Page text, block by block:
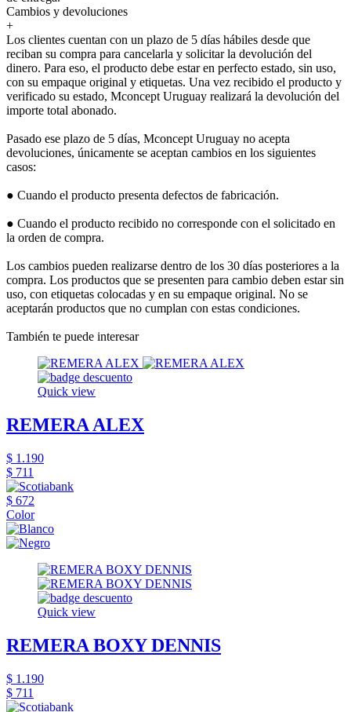
Cambios y devoluciones
+
Los clientes cuentan con un plazo de 5 días hábiles desde que
reciban su compra para cancelarla y solicitar la devolución del
dinero. Para eso, el producto debe estar en perfecto estado, sin uso,
con su empaque original y etiquetas. Una vez recibido el producto y
verificado su estado, Mconcept Uruguay realizará la devolución del
importe total abonado.
Pasado ese plazo de 5 días, Mconcept Uruguay no acepta
devoluciones, únicamente se aceptan cambios en los siguientes
casos:
● Cuando el producto presenta defectos de fabricación.
● Cuando el producto recibido no corresponde con el solicitado en
la orden de compra.
Los cambios pueden realizarse dentro de los 30 días posteriores a la
compra. Los productos que se presenten para cambio deben estar sin
uso, con etiquetas colocadas y en su empaque original. No se
aceptarán productos que no cumplan con estas condiciones.
También te puede interesar
Quick view
REMERA ALEX
$ 1.190
$ 711
$ 672
Color
Quick view
REMERA BOXY DENNIS
$ 1.190
$ 711